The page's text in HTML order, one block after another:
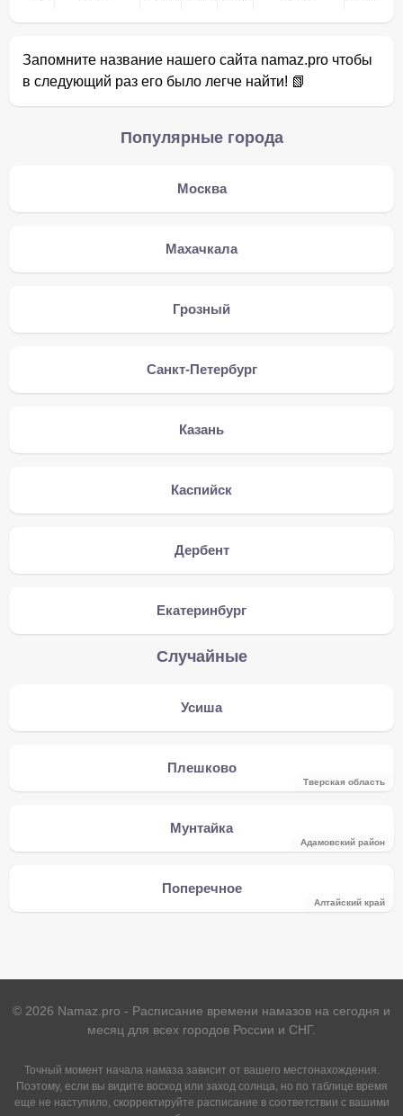
Запомните название нашего сайта namaz.pro чтобы
в следующий раз его было легче найти! 📗
Популярные города
Москва
Махачкала
Грозный
Санкт-Петербург
Казань
Каспийск
Дербент
Екатеринбург
Случайные
Усиша
Плешково
Тверская область
Мунтайка
Адамовский район
Поперечное
Алтайский край
© 2026 Namaz.pro - Расписание времени намазов на сегодня и
месяц для всех городов России и СНГ.
Точный момент начала намаза зависит от вашего местонахождения.
Поэтому, если вы видите восход или заход солнца, но по таблице время
еще не наступило, скорректируйте расписание в соответствии с вашими